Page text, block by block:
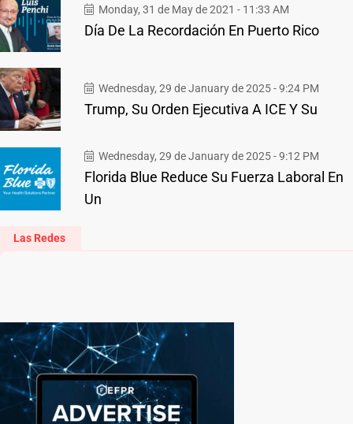
Monday, 31 de May de 2021 - 11:33 AM
Día De La Recordación En Puerto Rico
Wednesday, 29 de January de 2025 - 9:24 PM
Trump, Su Orden Ejecutiva A ICE Y Su
Wednesday, 29 de January de 2025 - 9:12 PM
Florida Blue Reduce Su Fuerza Laboral En
Un
Las Redes